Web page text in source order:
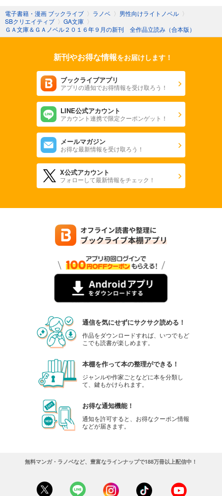
電子書籍・漫画 ブックライブ 〉 ラノベ 〉 男性向けライトノベル 〉
SBクリエイティブ 〉 GA文庫 〉
ＧＡ文庫＆ＧＡノベル２０１６年９月の新刊 全作品立読み（合本版）
新刊やお得な情報をお届けします！
ブックライブアプリ
アプリの通知でお得情報を受け取ろう！
LINE公式アカウント
アカウント連携で限定クーポンゲット！
メールマガジン
お得な最新情報を受け取ろう！
X公式アカウント
フォローして最新情報をチェック！
通信を気にせずにサクサク読める！
作品をダウンロードすれば、いつでもど
こでも読書が楽しめます。
本棚を作って本の整理ができる！
ジャンルや作家ごとなどに本を分類し
て、鍵もかけられます。
お得な通知機能！
通知を許可すると、お得なクーポン情報
などが届きます。
無料マンガ・ラノベなど、豊富なラインナップで188万冊以上配信中！